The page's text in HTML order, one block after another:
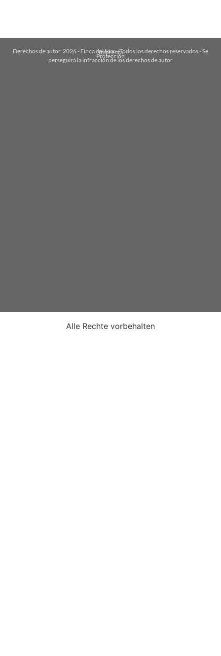
Derechos de autor 2026- Finca del Mar - Todos los derechos reservados - Se
perseguirá la infracción de los derechos de autor
Imprenta
Protección
Alle Rechte vorbehalten